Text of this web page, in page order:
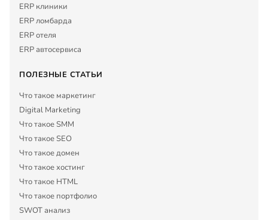
ERP клиники
ERP ломбарда
ERP отеля
ERP автосервиса
ПОЛЕЗНЫЕ СТАТЬИ
Что такое маркетинг
Digital Marketing
Что такое SMM
Что такое SEO
Что такое домен
Что такое хостинг
Что такое HTML
Что такое портфолио
SWOT анализ